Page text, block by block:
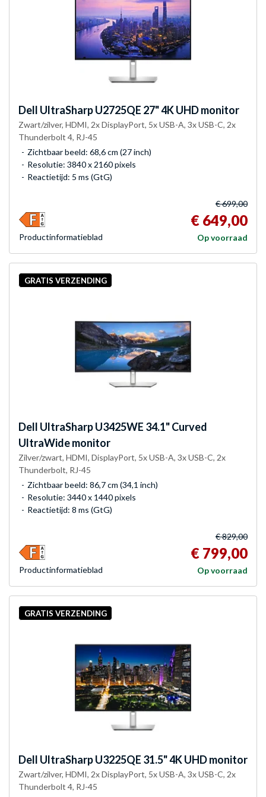
Dell UltraSharp U2725QE 27" 4K UHD monitor
Zwart/zilver, HDMI, 2x DisplayPort, 5x USB-A, 3x USB-C, 2x
Thunderbolt 4, RJ-45
Zichtbaar beeld: 68,6 cm (27 inch)
Resolutie: 3840 x 2160 pixels
Reactietijd: 5 ms (GtG)
€ 699,00
€ 649,00
Op voorraad
Product­informatieblad
GRATIS VERZENDING
Dell UltraSharp U3425WE 34.1" Curved
UltraWide monitor
Zilver/zwart, HDMI, DisplayPort, 5x USB-A, 3x USB-C, 2x
Thunderbolt, RJ-45
Zichtbaar beeld: 86,7 cm (34,1 inch)
Resolutie: 3440 x 1440 pixels
Reactietijd: 8 ms (GtG)
€ 829,00
€ 799,00
Op voorraad
Product­informatieblad
GRATIS VERZENDING
Dell UltraSharp U3225QE 31.5" 4K UHD monitor
Zwart/zilver, HDMI, 2x DisplayPort, 5x USB-A, 3x USB-C, 2x
Thunderbolt 4, RJ-45